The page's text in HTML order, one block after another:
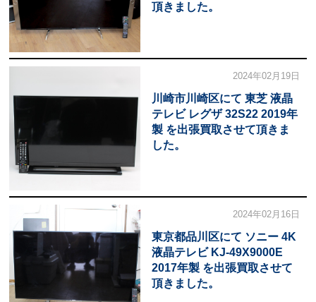
頂きました。
2024年02月19日
川崎市川崎区にて 東芝 液晶
テレビ レグザ 32S22 2019年
製 を出張買取させて頂きま
した。
2024年02月16日
東京都品川区にて ソニー 4K
液晶テレビ KJ-49X9000E
2017年製 を出張買取させて
頂きました。